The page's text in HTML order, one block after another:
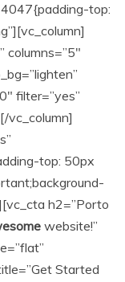
top:
columns=”5″
filter=”yes”
vc_column]
top: 50px
h2=”Porto
website!”
Started